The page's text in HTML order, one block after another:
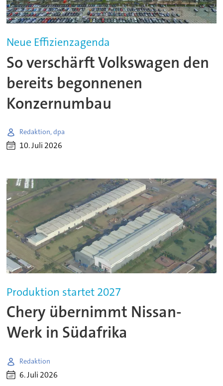
Neue Effizienzagenda
So verschärft Volkswagen den
bereits begonnenen
Konzernumbau
Redaktion, dpa
10. Juli 2026
Produktion startet 2027
Chery übernimmt Nissan-
Werk in Südafrika
Redaktion
6. Juli 2026